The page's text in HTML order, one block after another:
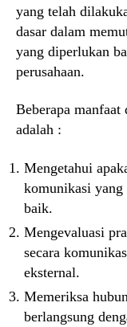
yang telah
dasar dalam
yang diperlukan
perusahaan.
Beberapa
adalah :
Mengetahui
komunikasi yang
baik.
Mengevaluasi
secara
eksternal.
Memeriksa
berlangsung